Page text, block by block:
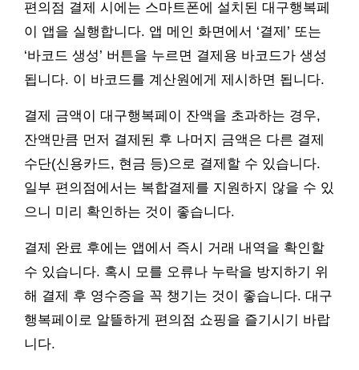
편의점 결제 시에는 스마트폰에 설치된 대구행복페
이 앱을 실행합니다. 앱 메인 화면에서 ‘결제’ 또는
‘바코드 생성’ 버튼을 누르면 결제용 바코드가 생성
됩니다. 이 바코드를 계산원에게 제시하면 됩니다.
결제 금액이 대구행복페이 잔액을 초과하는 경우,
잔액만큼 먼저 결제된 후 나머지 금액은 다른 결제
수단(신용카드, 현금 등)으로 결제할 수 있습니다.
일부 편의점에서는 복합결제를 지원하지 않을 수 있
으니 미리 확인하는 것이 좋습니다.
결제 완료 후에는 앱에서 즉시 거래 내역을 확인할
수 있습니다. 혹시 모를 오류나 누락을 방지하기 위
해 결제 후 영수증을 꼭 챙기는 것이 좋습니다. 대구
행복페이로 알뜰하게 편의점 쇼핑을 즐기시기 바랍
니다.